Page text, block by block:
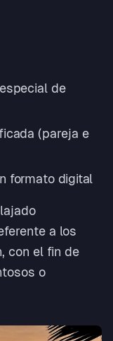
de
(pareja e
formato digital
a los
con el fin de
o